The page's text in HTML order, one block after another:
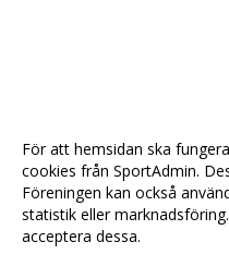
För att hemsidan ska
cookies från SportAdmin.
Föreningen kan också
statistik eller
acceptera dessa.